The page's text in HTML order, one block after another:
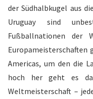
der Südhalbkugel aus
Uruguay sind
Fußballnationen
Europameisterschaften
Americas, um den die
hoch her geht es
Weltmeisterschaft –